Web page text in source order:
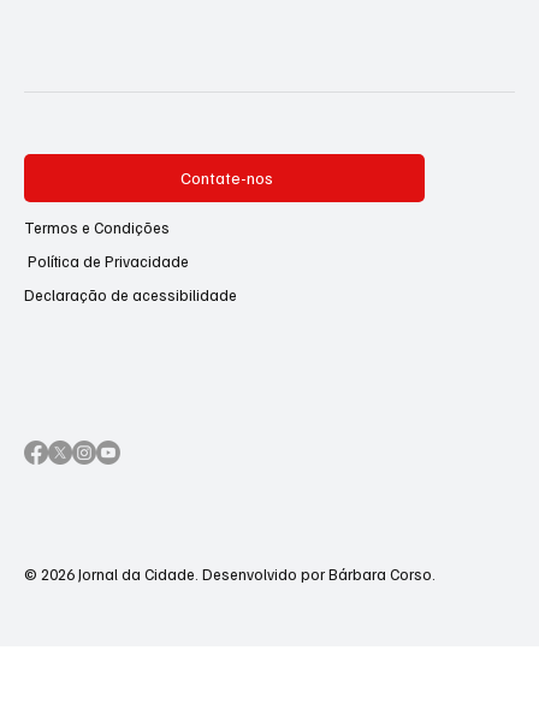
Contate-nos
Termos e Condições
Política de Privacidade
Declaração de acessibilidade
© 2026 Jornal da Cidade. Desenvolvido por Bárbara Corso.